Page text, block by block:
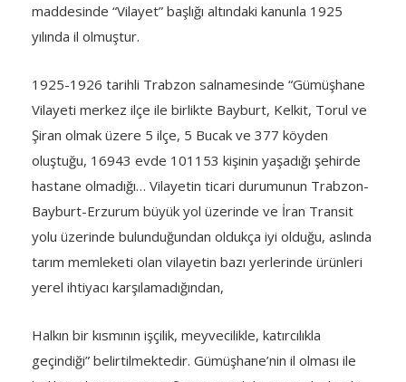
maddesinde “Vilayet” başlığı altındaki kanunla 1925
yılında il olmuştur.
1925-1926 tarihli Trabzon salnamesinde “Gümüşhane
Vilayeti merkez ilçe ile birlikte Bayburt, Kelkit, Torul ve
Şiran olmak üzere 5 ilçe, 5 Bucak ve 377 köyden
oluştuğu, 16943 evde 101153 kişinin yaşadığı şehirde
hastane olmadığı… Vilayetin ticari durumunun Trabzon-
Bayburt-Erzurum büyük yol üzerinde ve İran Transit
yolu üzerinde bulunduğundan oldukça iyi olduğu, aslında
tarım memleketi olan vilayetin bazı yerlerinde ürünleri
yerel ihtiyacı karşılamadığından,
Halkın bir kısmının işçilik, meyvecilikle, katırcılıkla
geçindiği” belirtilmektedir. Gümüşhane’nin il olması ile